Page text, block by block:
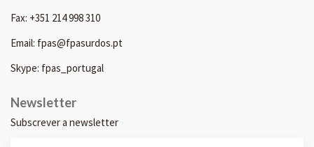
Fax: +351 214 998 310
Email: fpas@fpasurdos.pt
Skype: fpas_portugal
Newsletter
Subscrever a newsletter